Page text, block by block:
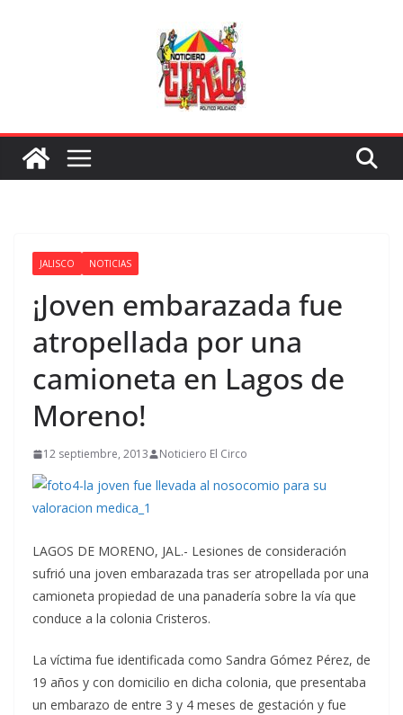
JALISCO NOTICIAS
¡Joven embarazada fue
atropellada por una
camioneta en Lagos de
Moreno!
12 septiembre, 2013 Noticiero El Circo
LAGOS DE MORENO, JAL.- Lesiones de consideración
sufrió una joven embarazada tras ser atropellada por una
camioneta propiedad de una panadería sobre la vía que
conduce a la colonia Cristeros.
La víctima fue identificada como Sandra Gómez Pérez, de
19 años y con domicilio en dicha colonia, que presentaba
un embarazo de entre 3 y 4 meses de gestación y fue